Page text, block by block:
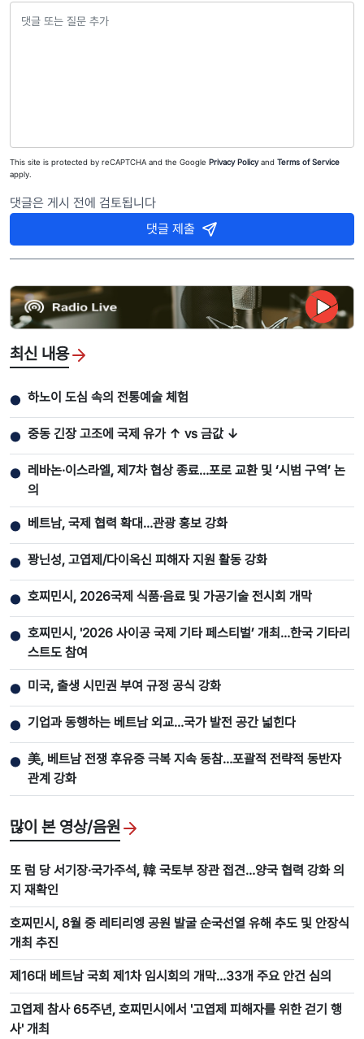
This site is protected by reCAPTCHA and the Google Privacy Policyand Terms of Service
apply.
댓글은 게시 전에 검토됩니다
댓글 제출
최신 내용
● 하노이 도심 속의 전통예술 체험
● 중동 긴장 고조에 국제 유가 ↑ vs 금값 ↓
● 레바논·이스라엘, 제7차 협상 종료…포로 교환 및 ‘시범 구역’ 논
의
● 베트남, 국제 협력 확대…관광 홍보 강화
● 꽝닌성, 고엽제/다이옥신 피해자 지원 활동 강화
● 호찌민시, 2026국제 식품·음료 및 가공기술 전시회 개막
● 호찌민시, '2026 사이공 국제 기타 페스티벌’ 개최…한국 기타리
스트도 참여
● 미국, 출생 시민권 부여 규정 공식 강화
● 기업과 동행하는 베트남 외교…국가 발전 공간 넓힌다
● 美, 베트남 전쟁 후유증 극복 지속 동참…포괄적 전략적 동반자
관계 강화
많이 본 영상/음원
또 럼 당 서기장·국가주석, 韓 국토부 장관 접견…양국 협력 강화 의
지 재확인
호찌민시, 8월 중 레티리엥 공원 발굴 순국선열 유해 추도 및 안장식
개최 추진
제16대 베트남 국회 제1차 임시회의 개막…33개 주요 안건 심의
고엽제 참사 65주년, 호찌민시에서 '고엽제 피해자를 위한 걷기 행
사' 개최